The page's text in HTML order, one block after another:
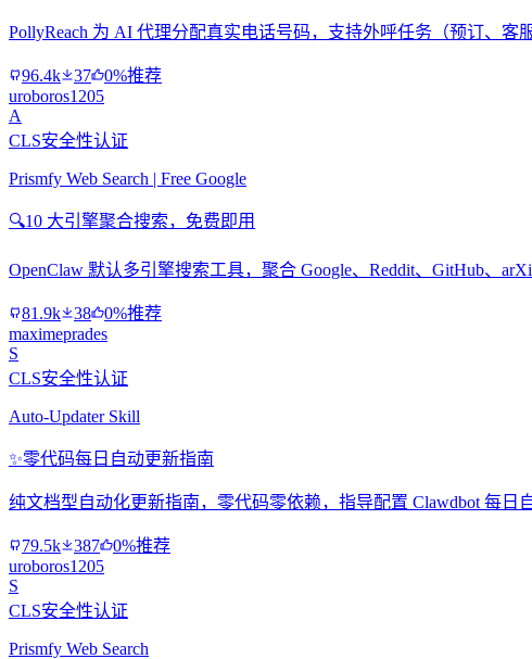
PollyReach 为 AI 代理分配真实电话号码，支持外呼任务（预订、客
96.4k 37
0%推荐
uroboros1205
A
CLS安全性认证
Prismfy Web Search | Free Google
🔍10 大引擎聚合搜索，免费即用
OpenClaw 默认多引擎搜索工具，聚合 Google、Reddit、GitHub、
81.9k 38
0%推荐
maximeprades
S
CLS安全性认证
Auto-Updater Skill
✨零代码每日自动更新指南
纯文档型自动化更新指南，零代码零依赖，指导配置 Clawdbot 每日
79.5k 387
0%推荐
uroboros1205
S
CLS安全性认证
Prismfy Web Search